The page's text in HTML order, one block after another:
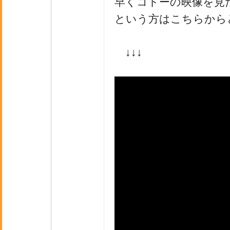
という方はこちらから
↓↓↓